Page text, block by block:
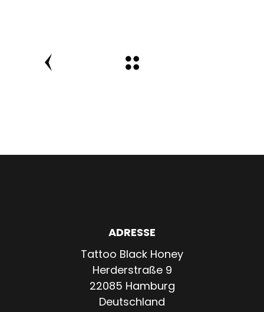
ADRESSE
Tattoo Black Honey
Herderstraße 9
22085 Hamburg
Deutschland